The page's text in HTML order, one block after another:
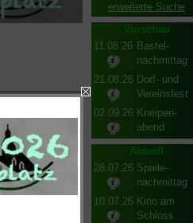
erweiterte Suche
Vorschau
11.08.26 Bastel-
nachmittag
21.08.26 Dorf- und
Vereinsfest
02.09.26 Kneipen-
abend
Aktuell
28.07.26 Spiele-
nachmittag
10.07.26 Kino am
Schloss